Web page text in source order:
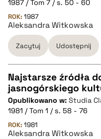
pobierz cytat
BIBTEX
pobierz cytat
1987 / Tom 7 / s. 50 - 60
ROK: 1987
Aleksandra Witkowska
Zacytuj Udostępnij
CZYSTY TEKST
pobierz cytat
Najstarsze źródła
jasnogórskiego
Opublikowano w: Studia
1981 / Tom 1 / s. 58 - 76
ROK: 1981
Aleksandra Witkowska